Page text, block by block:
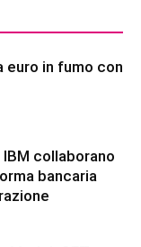
euro in fumo con
collaborano
bancaria